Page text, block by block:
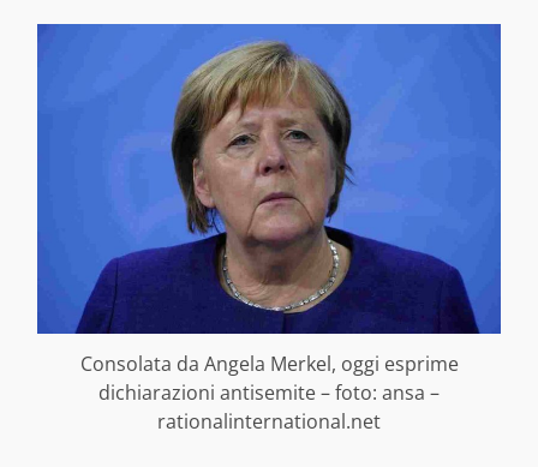
Consolata da Angela Merkel, oggi esprime
dichiarazioni antisemite – foto: ansa –
rationalinternational.net